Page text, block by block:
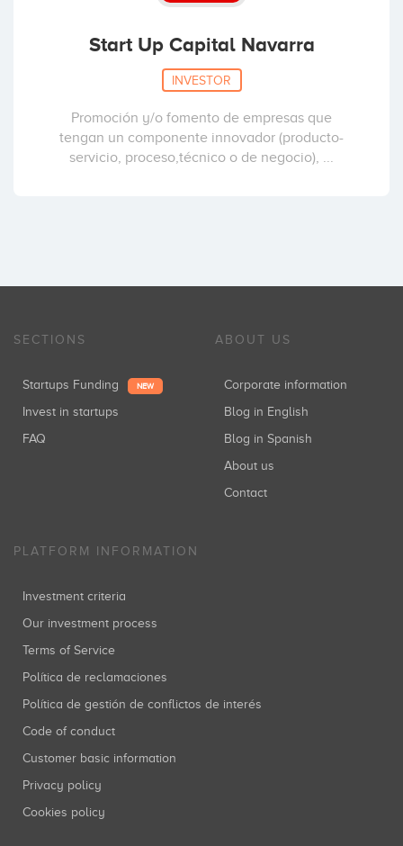
Start Up Capital Navarra
INVESTOR
Promoción y/o fomento de empresas que
tengan un componente innovador (producto-
servicio, proceso,técnico o de negocio), ...
SECTIONS
Startups Funding NEW
Invest in startups
FAQ
ABOUT US
Corporate information
Blog in English
Blog in Spanish
About us
Contact
PLATFORM INFORMATION
Investment criteria
Our investment process
Terms of Service
Política de reclamaciones
Política de gestión de conflictos de interés
Code of conduct
Customer basic information
Privacy policy
Cookies policy